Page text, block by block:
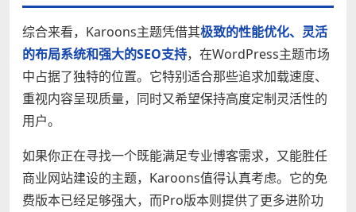
综合来看，Karoons主题凭借其极致的性能优化、灵活
的布局系统和强大的SEO支持，在WordPress主题市场
中占据了独特的位置。它特别适合那些追求加载速度、
重视内容呈现质量，同时又希望保持高度定制灵活性的
用户。
如果你正在寻找一个既能满足专业博客需求，又能胜任
商业网站建设的主题，Karoons值得认真考虑。它的免
费版本已经足够强大，而Pro版本则提供了更多进阶功